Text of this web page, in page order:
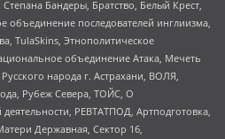
Бандеры, Братство, Белый Крест,
объединение последователей инглиизма,
TulaSkins, Этнополитическое
объединение Атака, Мечеть
народа г. Астрахани, ВОЛЯ,
Рубеж Севера, ТОЙС, О
деятельности, РЕВТАТПОД, Артподготовка,
Державная, Сектор 16,